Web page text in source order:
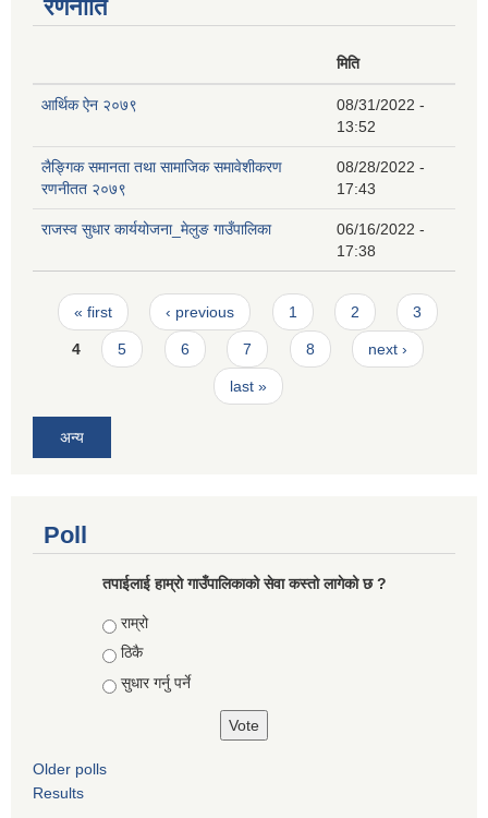
रणनीति
मिति
आर्थिक ऐन २०७९
08/31/2022 -
13:52
लैङ्गिक समानता तथा सामाजिक समावेशीकरण
रणनीतत २०७९
08/28/2022 -
17:43
राजस्व सुधार कार्ययोजना_मेलुङ गाउँपालिका
06/16/2022 -
17:38
Pages
« first ‹ previous 1 2 3
4 5 6 7 8 next ›
last »
अन्य
Poll
तपाईलाई हाम्राे गाउँपालिकाको सेवा कस्तो लागेको छ ?
Choices
राम्रो
ठिकै
सुधार गर्नु पर्ने
Older polls
Results